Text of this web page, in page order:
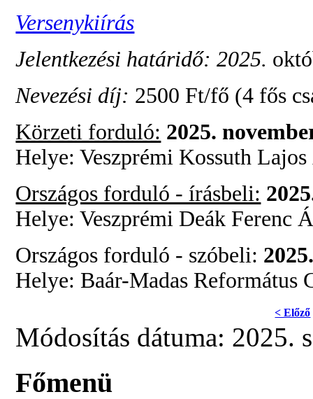
Versenykiírás
Jelentkezési határidő: 2025.
Nevezési díj: 2500 Ft/fő (4 fős
Körzeti forduló: 2025.
Helye: Veszprémi Kossuth
Országos forduló - írásbeli:
Helye: Veszprémi Deák Ferenc
Országos forduló - szóbeli:
Helye: Baár-Madas Református
< Előző
Módosítás dátuma: 2025.
Főmenü